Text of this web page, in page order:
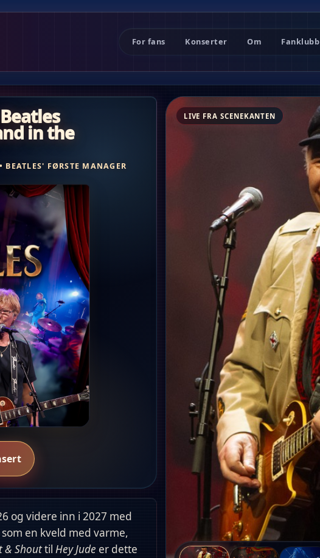
For fans Konserter Om Fanklubb
in the
FØRSTE MANAGER
LIVE FRA SCENEKANTEN
og videre inn i 2027 med
en kveld med varme,
& Shouttil Hey Jude er dette